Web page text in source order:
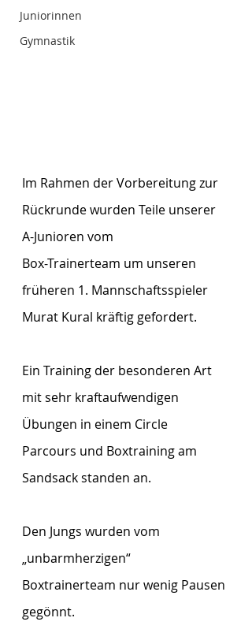
Juniorinnen
Gymnastik
Im Rahmen der Vorbereitung zur
Rückrunde wurden Teile unserer
A-Junioren vom
Box-Trainerteam um unseren
früheren 1. Mannschaftsspieler
Murat Kural kräftig gefordert.
Ein Training der besonderen Art
mit sehr kraftaufwendigen
Übungen in einem Circle
Parcours und Boxtraining am
Sandsack standen an.
Den Jungs wurden vom
„unbarmherzigen“
Boxtrainerteam nur wenig Pausen
gegönnt.